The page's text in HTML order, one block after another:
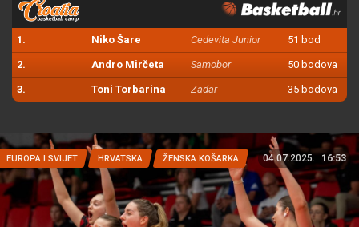
1. Niko Šare Cedevita Junior 51 bod
2. Andro Mirčeta Samobor 50 bodova
3. Toni Torbarina Zadar 35 bodova
EUROPA I SVIJET HRVATSKA ŽENSKA KOŠARKA 04.07.2025. 16:53